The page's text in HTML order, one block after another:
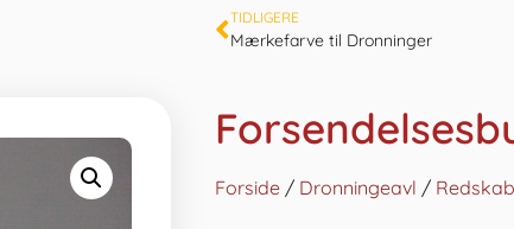
TIDLIGERE
Mærkefarve til Dronninger
Forside / Dronningeavl /